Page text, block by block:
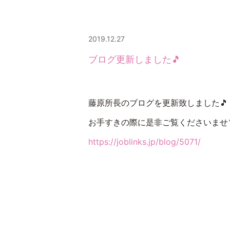
2019.12.27
ブログ更新しました🎵
藤原所長のブログを更新致しました🎵
お手すきの際に是非ご覧くださいま
https://joblinks.jp/blog/5071/